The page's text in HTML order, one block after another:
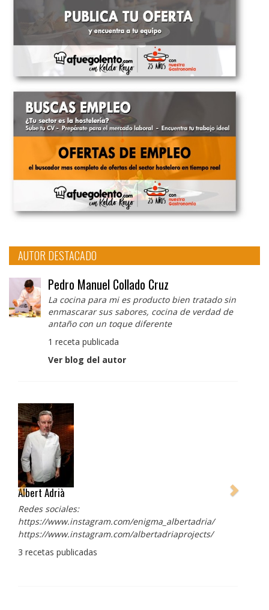
AUTOR DESTACADO
Pedro Manuel Collado Cruz
La cocina para mi es producto bien tratado sin
enmascarar sus sabores, cocina de verdad de
antaño con un toque diferente
1 receta publicada
Ver blog del autor
Albert Adrià
Redes sociales:
https://www.instagram.com/enigma_albertadria/
https://www.instagram.com/albertadriaprojects/
3 recetas publicadas